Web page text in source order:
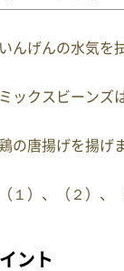
んげんの水気を
ックスビーンズ
の唐揚げを揚げ
（１）、（２）
ント